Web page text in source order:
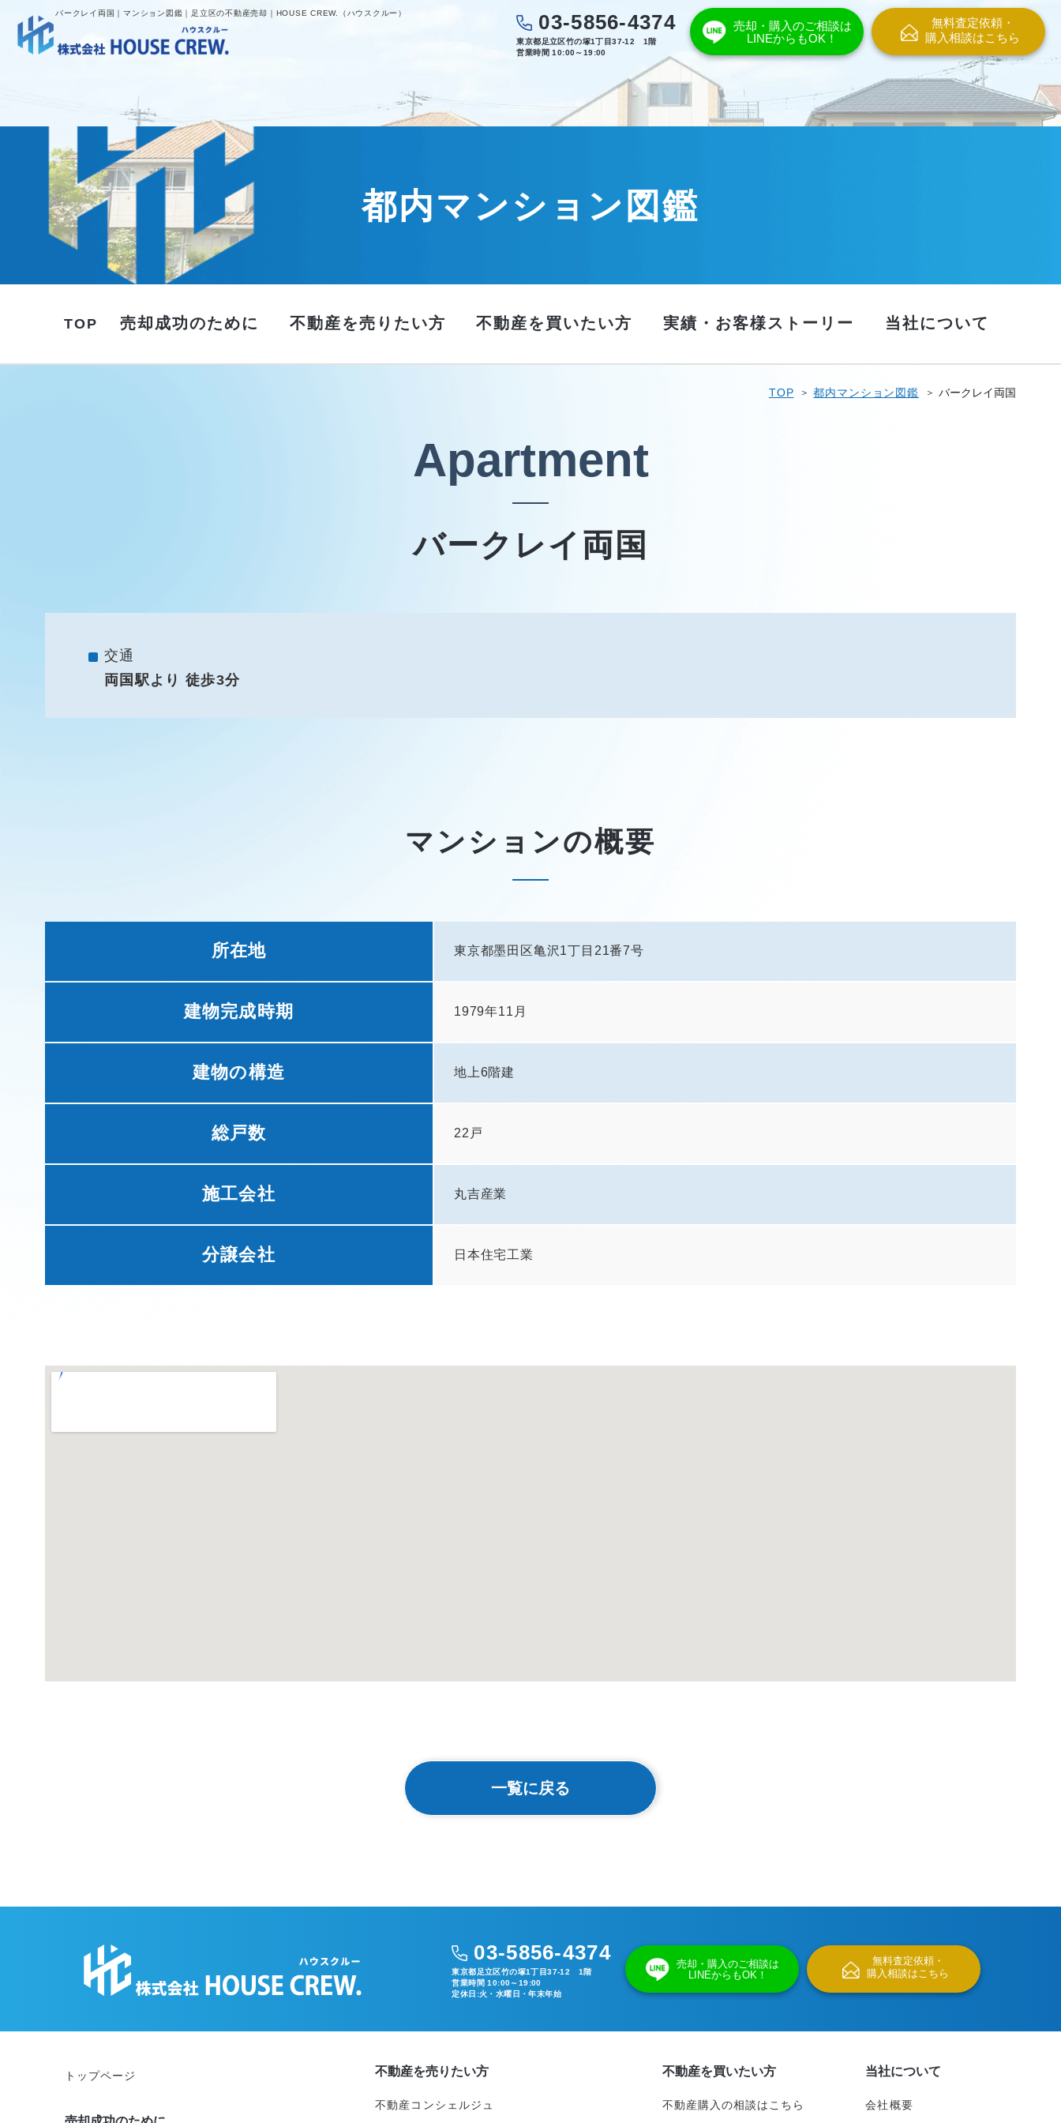
バークレイ両国｜マンション図鑑｜足立区の不動産売却｜HOUSE CREW.（ハウスクルー） 03-5856-4374
東京都足立区竹の塚1丁目37-12 1階
営業時間 10:00～19:00
売却・購入のご相談は
LINEからもOK！
無料査定依頼・
購入相談はこちら
都内マンション図鑑
TOP 売却成功のために 不動産を売りたい方 不動産を買いたい方 実績・お客様ストーリー 当社について
TOP 都内マンション図鑑 バークレイ両国
Apartment
バークレイ両国
交通
両国駅より 徒歩3分
マンションの概要
所在地 東京都墨田区亀沢1丁目21番7号
建物完成時期 1979年11月
建物の構造 地上6階建
総戸数 22戸
施工会社 丸吉産業
分譲会社 日本住宅工業
一覧に戻る
03-5856-4374
東京都足立区竹の塚1丁目37-12 1階
営業時間 10:00～19:00
定休日:火・水曜日・年末年始
売却・購入のご相談は
LINEからもOK！
無料査定依頼・
購入相談はこちら
トップページ 不動産を売りたい方
不動産コンシェルジュ
不動産を買いたい方
不動産購入の相談はこちら
当社について
会社概要